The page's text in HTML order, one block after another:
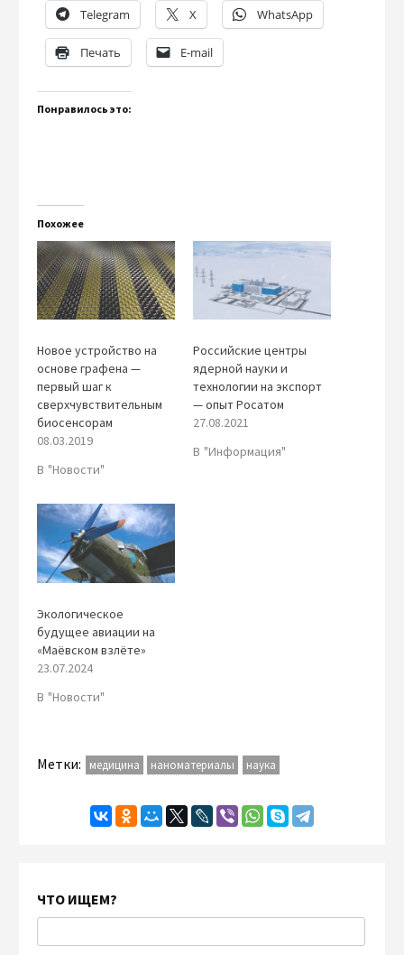
Telegram X WhatsApp
Печать E-mail
Понравилось это:
Похожее
Новое устройство на
основе графена —
первый шаг к
сверхчувствительным
биосенсорам
08.03.2019
В "Новости"
Российские центры
ядерной науки и
технологии на экспорт
— опыт Росатом
27.08.2021
В "Информация"
Экологическое
будущее авиации на
«Маёвском взлёте»
23.07.2024
В "Новости"
Метки: медицина наноматериалы наука
ЧТО ИЩЕМ?